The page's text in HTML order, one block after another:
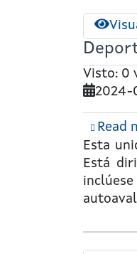
Visto: 0
2024-
Read
Esta
Está